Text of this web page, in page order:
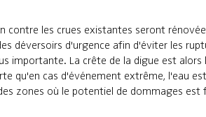
contre les crues existantes seront
déversoirs d'urgence afin d'éviter les
importante. La crête de la digue est alors
qu'en cas d'événement extrême, l'eau
zones où le potentiel de dommages est